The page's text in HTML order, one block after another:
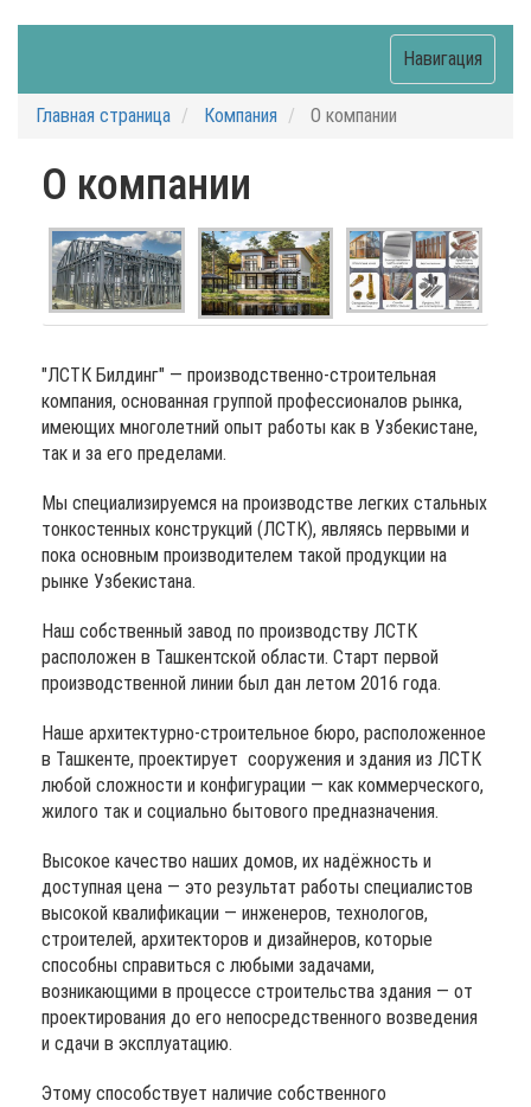
Навигация
Главная страница Компания О компании
О компании
"ЛСТК Билдинг" — производственно-строительная
компания, основанная группой профессионалов рынка,
имеющих многолетний опыт работы как в Узбекистане,
так и за его пределами.
Мы специализируемся на производстве легких стальных
тонкостенных конструкций (ЛСТК), являясь первыми и
пока основным производителем такой продукции на
рынке Узбекистана.
Наш собственный завод по производству ЛСТК
расположен в Ташкентской области. Старт первой
производственной линии был дан летом 2016 года.
Наше архитектурно-строительное бюро, расположенное
в Ташкенте, проектирует сооружения и здания из ЛСТК
любой сложности и конфигурации — как коммерческого,
жилого так и социально бытового предназначения.
Высокое качество наших домов, их надёжность и
доступная цена — это результат работы специалистов
высокой квалификации — инженеров, технологов,
строителей, архитекторов и дизайнеров, которые
способны справиться с любыми задачами,
возникающими в процессе строительства здания — от
проектирования до его непосредственного возведения
и сдачи в эксплуатацию.
Этому способствует наличие собственного